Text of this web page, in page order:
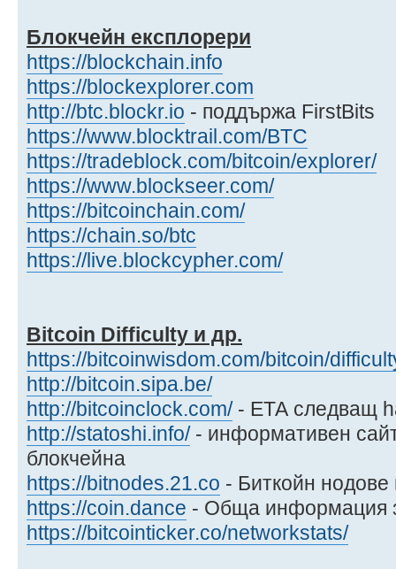
Блокчейн експлорери
https://blockchain.info
https://blockexplorer.com
http://btc.blockr.io - поддържа FirstBits
https://www.blocktrail.com/BTC
https://tradeblock.com/bitcoin/explorer/
https://www.blockseer.com/
https://bitcoinchain.com/
https://chain.so/btc
https://live.blockcypher.com/
Bitcoin Difficulty и др.
https://bitcoinwisdom.com/bitcoin/
http://bitcoin.sipa.be/
http://bitcoinclock.com/- ЕТА следващ
http://statoshi.info/- информативен
блокчейна
https://bitnodes.21.co - Биткойн
https://coin.dance - Обща информация
https://bitcointicker.co/networkstats/